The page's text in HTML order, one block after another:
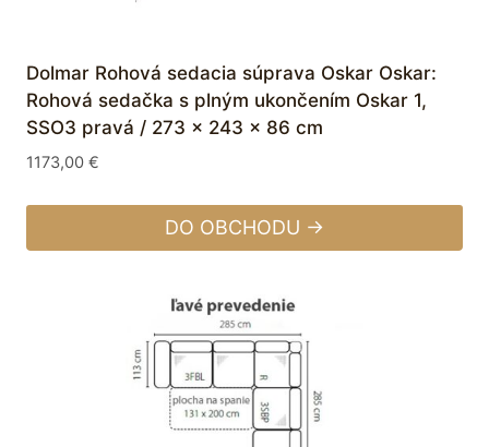
Dolmar Rohová sedacia súprava Oskar Oskar:
Rohová sedačka s plným ukončením Oskar 1,
SSO3 pravá / 273 x 243 x 86 cm
1173,00 €
DO OBCHODU →